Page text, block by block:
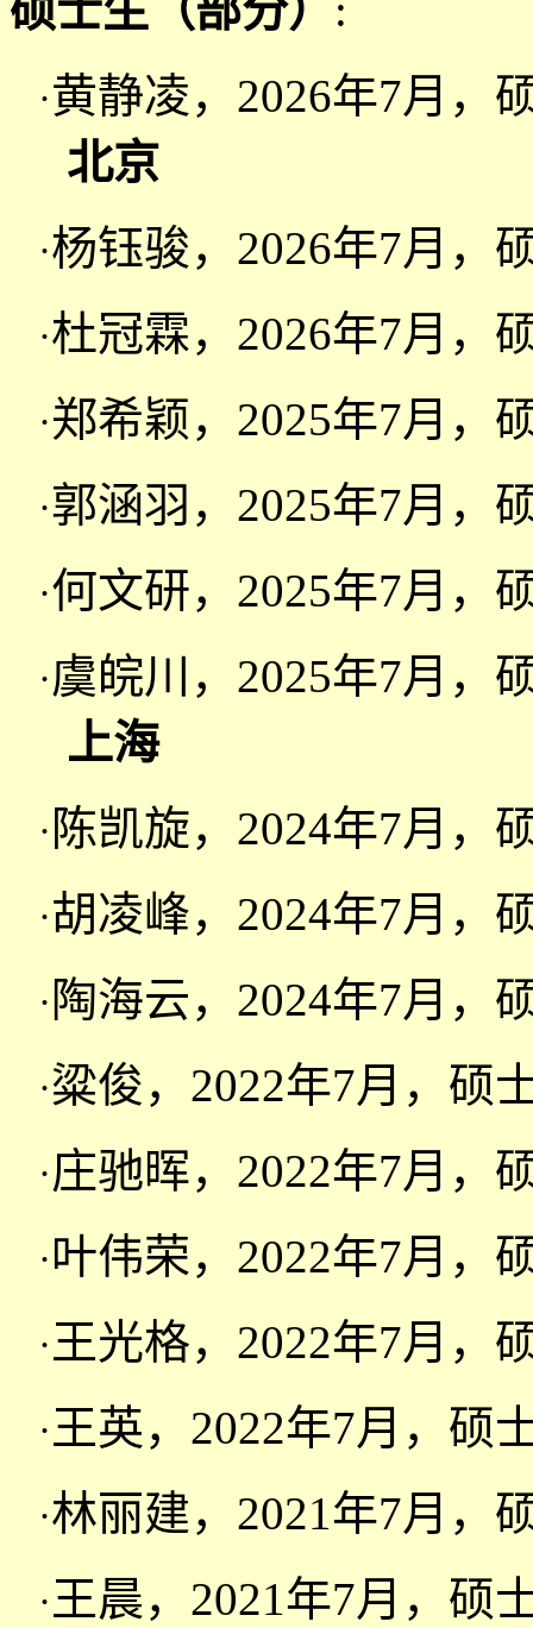
·黄静凌，2026年7月，
北京
·杨钰骏，2026年7月，
·杜冠霖，2026年7月，
·郑希颖，2025年7月，
·郭涵羽，2025年7月，
·何文研，2025年7月，
·虞皖川，2025年7月，
上海
· 陈凯旋，2024年7月，
·胡凌峰，2024年7月，
· 陶海云，2024年7月，
·粱俊，2022年7月，硕
·庄驰晖，2022年7月，
·叶伟荣，2022年7月，
·王光格，2022年7月，
·王英，2022年7月，硕
·林丽建，2021年7月，
·王晨，2021年7月，硕